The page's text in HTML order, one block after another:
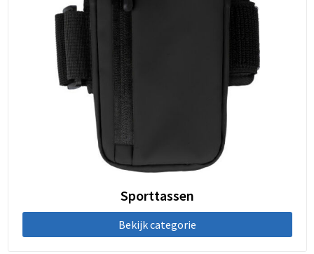
Sporttassen
Bekijk categorie